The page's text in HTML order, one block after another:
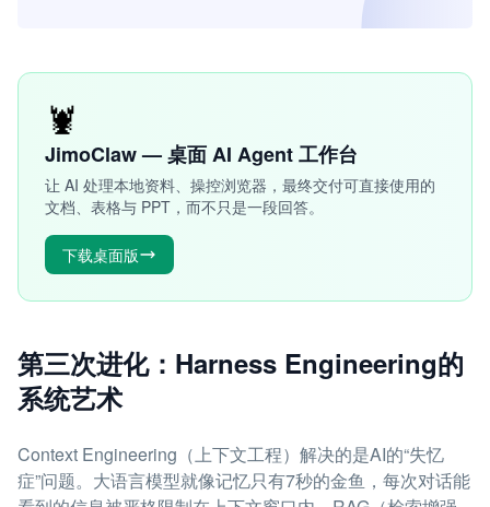
🦞
JimoClaw — 桌面 AI Agent 工作台
让 AI 处理本地资料、操控浏览器，最终交付可直接使用的
文档、表格与 PPT，而不只是一段回答。
下载桌面版
第三次进化：Harness Engineering的
系统艺术
Context Engineering（上下文工程）解决的是AI的“失忆
症”问题。大语言模型就像记忆只有7秒的金鱼，每次对话能